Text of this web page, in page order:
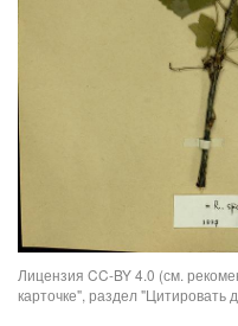
Лицензия CC-BY 4.0 (см.
карточке", раздел "Цитировать